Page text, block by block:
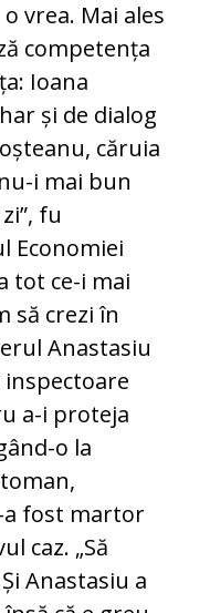
vrea. Mai ales
competența
Ioana
și de dialog
căruia
i mai bun
fu
Economiei
tot ce-i mai
să crezi în
Anastasiu
inspectoare
a-i proteja
o la
a fost martor
caz. „Să
Anastasiu a